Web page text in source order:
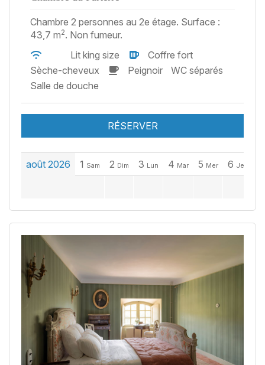
Chambre 2 personnes au 2e étage. Surface :
43,7 m2. Non fumeur.
Lit king size
Coffre fort
Sèche-cheveux
Peignoir
WC séparés
Salle de douche
RÉSERVER
août 2026 1 Sam 2 Dim 3 Lun 4 Mar 5 Mer 6 Jeu